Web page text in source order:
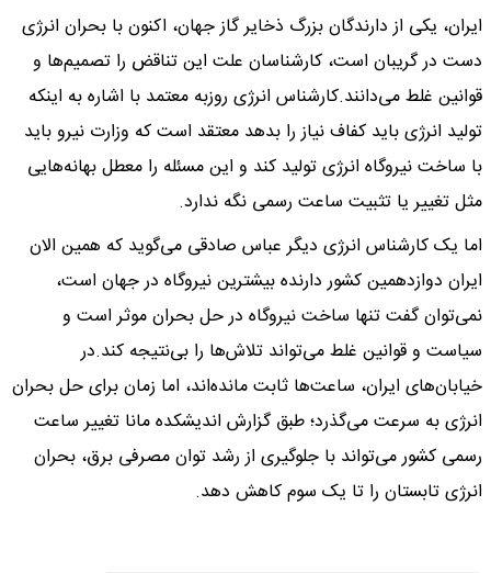
ایران، یکی از دارندگان بزرگ ذخایر گاز جهان، اکنون با بحران انرژی
دست در گریبان است، کارشناسان علت این تناقض را تصمیم‌ها و
قوانین غلط می‌دانند.کارشناس انرژی روزبه معتمد با اشاره به اینکه
تولید انرژی باید کفاف نیاز را بدهد معتقد است که وزارت نیرو باید
با ساخت نیروگاه انرژی تولید کند و این مسئله را معطل بهانه‌هایی
مثل تغییر یا تثبیت ساعت رسمی نگه ندارد.
اما یک کارشناس انرژی دیگر عباس صادقی می‌گوید که همین الان
ایران دوازدهمین کشور دارنده بیشترین نیروگاه در جهان است،
نمی‌توان گفت تنها ساخت نیروگاه در حل بحران موثر است و
سیاست و قوانین غلط می‌تواند تلاش‌ها را بی‌نتیجه کند.در
خیابان‌های ایران، ساعت‌ها ثابت مانده‌اند، اما زمان برای حل بحران
انرژی به سرعت می‌گذرد؛ طبق گزارش اندیشکده مانا تغییر ساعت
رسمی کشور می‌تواند با جلوگیری از رشد توان مصرفی برق، بحران
انرژی تابستان را تا یک سوم کاهش دهد.